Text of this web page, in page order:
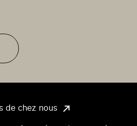
de chez nous